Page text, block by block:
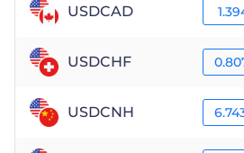
USDCAD
USDCHF
USDCNH